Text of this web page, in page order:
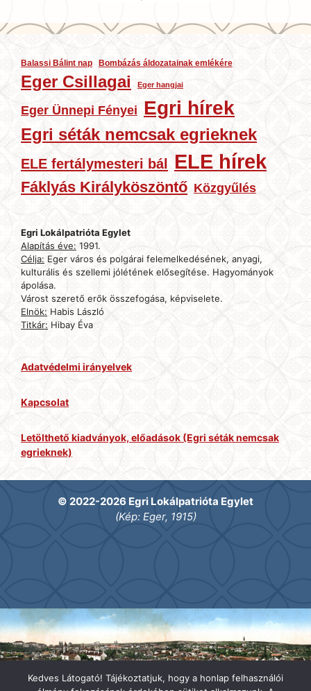
Balassi Bálint nap Bombázás áldozatainak emlékére
Eger Csillagai Eger hangjai
Eger Ünnepi Fényei Egri hírek
Egri séták nemcsak egrieknek
ELE fertálymesteri bál ELE hírek
Fáklyás Királyköszöntő Közgyűlés
Egri Lokálpatrióta Egylet
Alapítás éve: 1991.
Célja: Eger város és polgárai felemelkedésének, anyagi,
kulturális és szellemi jólétének elősegítése. Hagyományok
ápolása.
Várost szerető erők összefogása, képviselete.
Elnök: Habis László
Titkár: Hibay Éva
Adatvédelmi irányelvek
Kapcsolat
Letölthető kiadványok, előadások (Egri séták nemcsak
egrieknek)
© 2022-2026 Egri Lokálpatrióta Egylet
(Kép: Eger, 1915)
Kedves Látogató! Tájékoztatjuk, hogy a honlap felhasználói